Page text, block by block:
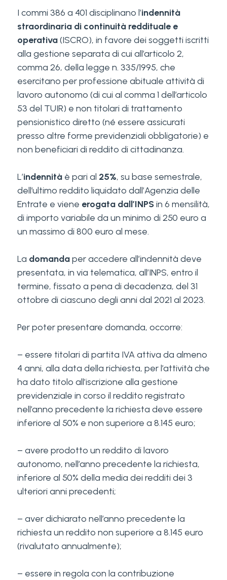
I commi 386 a 401 disciplinano l’indennità
straordinaria di continuità reddituale e
operativa(ISCRO), in favore dei soggetti iscritti
alla gestione separata di cui all’articolo 2,
comma 26, della legge n. 335/1995, che
esercitano per professione abituale attività di
lavoro autonomo (di cui al comma 1 dell’articolo
53 del TUIR) e non titolari di trattamento
pensionistico diretto (né essere assicurati
presso altre forme previdenziali obbligatorie) e
non beneficiari di reddito di cittadinanza.
L’indennitàè pari al 25%, su base semestrale,
dell’ultimo reddito liquidato dall’Agenzia delle
Entrate e viene erogata dall’INPSin 6 mensilità,
di importo variabile da un minimo di 250 euro a
un massimo di 800 euro al mese.
La domandaper accedere all’indennità deve
presentata, in via telematica, all’INPS, entro il
termine, fissato a pena di decadenza, del 31
ottobre di ciascuno degli anni dal 2021 al 2023.
Per poter presentare domanda, occorre:
– essere titolari di partita IVA attiva da almeno
4 anni, alla data della richiesta, per l’attività che
ha dato titolo all’iscrizione alla gestione
previdenziale in corso il reddito registrato
nell’anno precedente la richiesta deve essere
inferiore al 50% e non superiore a 8.145 euro;
– avere prodotto un reddito di lavoro
autonomo, nell’anno precedente la richiesta,
inferiore al 50% della media dei redditi dei 3
ulteriori anni precedenti;
– aver dichiarato nell’anno precedente la
richiesta un reddito non superiore a 8.145 euro
(rivalutato annualmente);
– essere in regola con la contribuzione